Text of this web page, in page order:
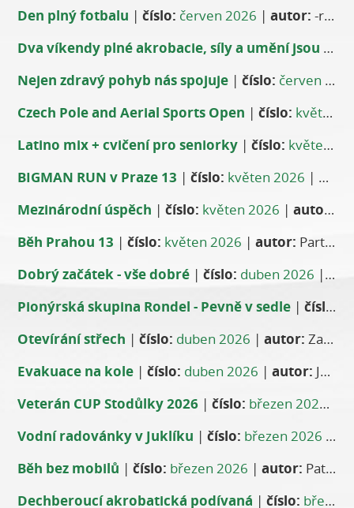
Den plný fotbalu |číslo: červen 2026 |autor: -red-
Dva víkendy plné akrobacie, síly a umění jsou tady!
Nejen zdravý pohyb nás spojuje |číslo: červen 2026
Czech Pole and Aerial Sports Open |číslo: květen 2026
Latino mix + cvičení pro seniorky |číslo: květen 2026
BIGMAN RUN v Praze 13 |číslo: květen 2026 |
Mezinárodní úspěch |číslo: květen 2026 |autor:
Běh Prahou 13 |číslo: květen 2026 |autor: Partik Boubín
Dobrý začátek - vše dobré |číslo: duben 2026 |
Pionýrská skupina Rondel - Pevně v sedle |číslo:
Otevírání střech |číslo: duben 2026 |autor: Za pořadatele Jaroslav Matýsek
Evakuace na kole |číslo: duben 2026 |autor: Jaroslav Matýsek
Veterán CUP Stodůlky 2026 |číslo: březen 2026 |
Vodní radovánky v Juklíku |číslo: březen 2026
Běh bez mobilů |číslo: březen 2026 |autor: Patrik Boubín
Dechberoucí akrobatická podívaná |číslo: březen 2026